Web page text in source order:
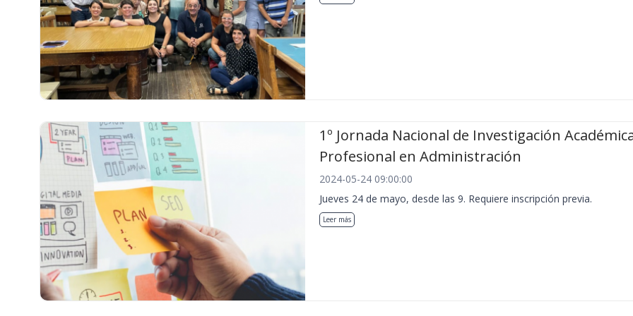
1º Jornada Nacional de Investigación
Profesional en Administración
2024-05-24 09:00:00
Jueves 24 de mayo, desde las 9. Requiere inscripción previa.
Leer más